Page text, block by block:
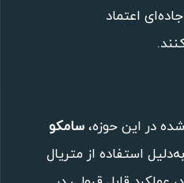
اعتماد
در این حوزه، سامکو
به‌دلیل استفاده از متریال